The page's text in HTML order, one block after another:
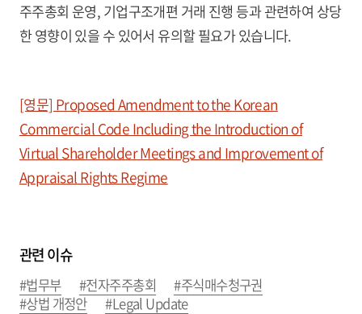
주주총회 운영, 기업구조개편 거래 진행 등과 관련하여 상당
한 영향이 있을 수 있어서 유의할 필요가 있습니다.
[영문] Proposed Amendment to the Korean
Commercial Code Including the Introduction of
Virtual Shareholder Meetings and Improvement of
Appraisal Rights Regime
관련 이슈
#법무부 #전자주주총회
#주식매수청구권
#상법 개정안
#Legal Update